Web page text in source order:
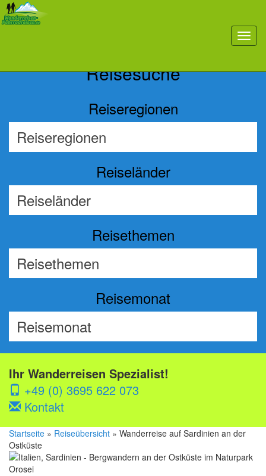
toggle
Reisesuche
Reiseregionen
Reiseländer
Reisethemen
Reisemonat
Ihr Wanderreisen Spezialist!
+49 (0) 3695 622 073
Kontakt
Startseite » Reiseübersicht » Wanderreise auf Sardinien an der
Ostküste